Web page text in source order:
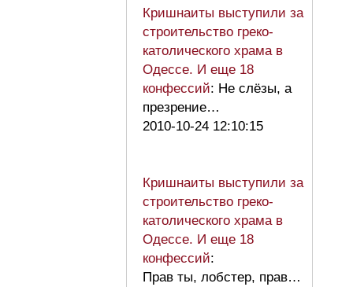
Кришнаиты выступили за
строительство греко-
католического храма в
Одессе. И еще 18
конфессий: Не слёзы, а
презрение…
2010-10-24 12:10:15
Кришнаиты выступили за
строительство греко-
католического храма в
Одессе. И еще 18
конфессий:
Прав ты, лобстер, прав…